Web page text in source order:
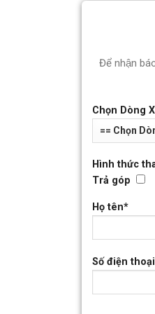
Để nhận
Chọn Dòng
Hình thức
Trả góp
Họ tên*
Số điện